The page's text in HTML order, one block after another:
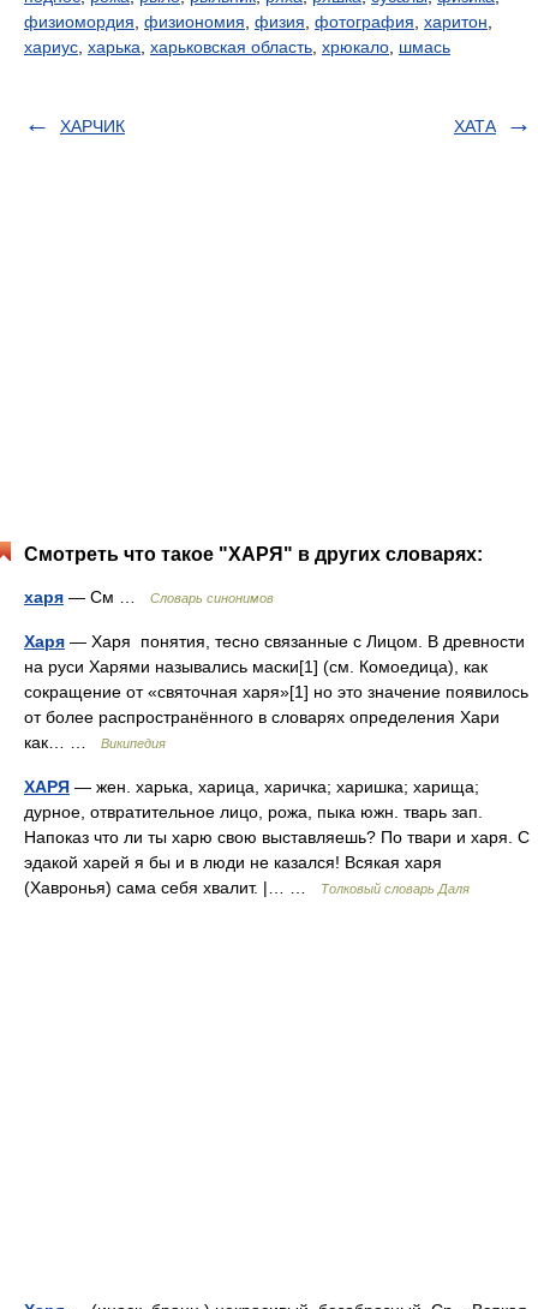
физиомордия физиономия физия фотография харитон
хариус харька харьковская область хрюкало шмась
ХАРЧИК ХАТА
Смотреть что такое "ХАРЯ" в других словарях:
харя — См … Словарь синонимов
Харя — Харя понятия, тесно связанные с Лицом. В древности
на руси Харями назывались маски[1] (см. Комоедица), как
сокращение от «святочная харя»[1] но это значение появилось
от более распространённого в словарях определения Хари
как… …
Википедия
ХАРЯ — жен. харька, харица, харичка; харишка; харища;
дурное, отвратительное лицо, рожа, пыка южн. тварь зап.
Напоказ что ли ты харю свою выставляешь? По твари и харя. С
эдакой харей я бы и в люди не казался! Всякая харя
(Хавронья) сама себя хвалит. |… …
Толковый словарь Даля